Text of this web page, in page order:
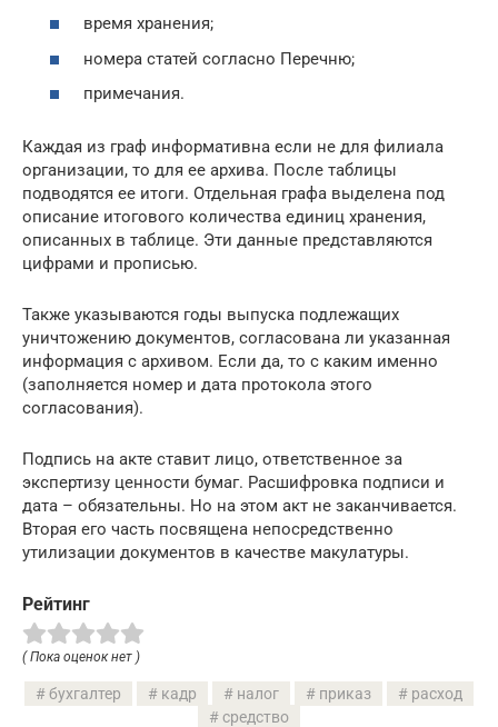
время хранения;
номера статей согласно Перечню;
примечания.
Каждая из граф информативна если не для филиала
организации, то для ее архива. После таблицы
подводятся ее итоги. Отдельная графа выделена под
описание итогового количества единиц хранения,
описанных в таблице. Эти данные представляются
цифрами и прописью.
Также указываются годы выпуска подлежащих
уничтожению документов, согласована ли указанная
информация с архивом. Если да, то с каким именно
(заполняется номер и дата протокола этого
согласования).
Подпись на акте ставит лицо, ответственное за
экспертизу ценности бумаг. Расшифровка подписи и
дата – обязательны. Но на этом акт не заканчивается.
Вторая его часть посвящена непосредственно
утилизации документов в качестве макулатуры.
Рейтинг
( Пока оценок нет )
бухгалтер кадр налог приказ
расход
средство